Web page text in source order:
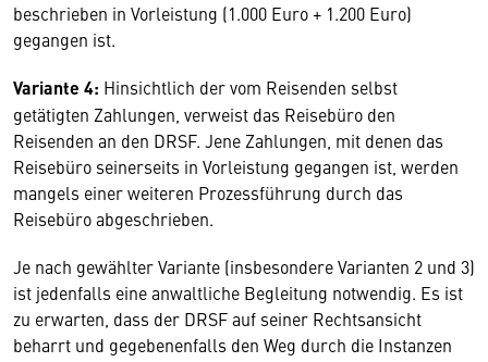
beschrieben in Vorleistung (1.000 Euro + 1.200 Euro)
gegangen ist.
Variante 4: Hinsichtlich der vom Reisenden selbst
getätigten Zahlungen, verweist das Reisebüro den
Reisenden an den DRSF. Jene Zahlungen, mit denen das
Reisebüro seinerseits in Vorleistung gegangen ist, werden
mangels einer weiteren Prozessführung durch das
Reisebüro abgeschrieben.
Je nach gewählter Variante (insbesondere Varianten 2 und 3)
ist jedenfalls eine anwaltliche Begleitung notwendig. Es ist
zu erwarten, dass der DRSF auf seiner Rechtsansicht
beharrt und gegebenenfalls den Weg durch die Instanzen